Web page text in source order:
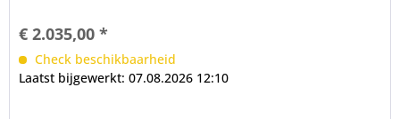
€ 2.035,00 *
Check beschikbaarheid
Laatst bijgewerkt: 07.08.2026 12:10